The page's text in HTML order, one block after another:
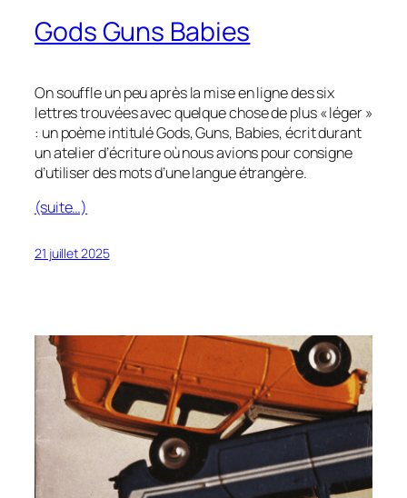
Gods Guns Babies
On souffle un peu après la mise en ligne des six
lettres trouvées avec quelque chose de plus « léger »
: un poème intituléGods, Guns, Babies, écrit durant
un atelier d’écriture où nous avions pour consigne
d’utiliser des mots d’une langue étrangère.
(suite…)
21 juillet 2025